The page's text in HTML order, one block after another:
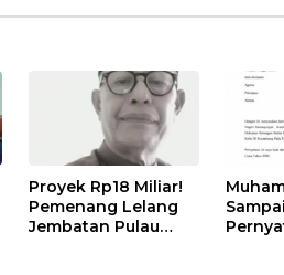
Proyek Rp18 Miliar!
Pemenang Lelang
Jembatan Pulau